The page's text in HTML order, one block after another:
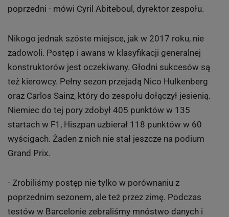
poprzedni - mówi Cyril Abiteboul, dyrektor zespołu.
Nikogo jednak szóste miejsce, jak w 2017 roku, nie
zadowoli. Postęp i awans w klasyfikacji generalnej
konstruktorów jest oczekiwany. Głodni sukcesów są
też kierowcy. Pełny sezon przejadą Nico Hulkenberg
oraz Carlos Sainz, który do zespołu dołączył jesienią.
Niemiec do tej pory zdobył 405 punktów w 135
startach w F1, Hiszpan uzbierał 118 punktów w 60
wyścigach. Żaden z nich nie stał jeszcze na podium
Grand Prix.
- Zrobiliśmy postęp nie tylko w porównaniu z
poprzednim sezonem, ale też przez zimę. Podczas
testów w Barcelonie zebraliśmy mnóstwo danych i